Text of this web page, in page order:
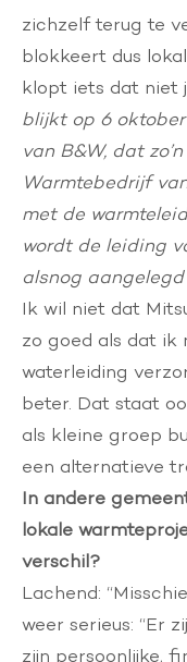
zichzelf terug te
blokkeert dus
klopt iets dat niet
blijkt op 6
van B&W, dat
Warmtebedrijf
met de
wordt de leiding
alsnog
Ik wil niet dat
zo goed als dat ik
waterleiding
beter. Dat staat
als kleine groep
een alternatieve
In andere
lokale
verschil?
Lachend:
weer serieus: “Er
zijn persoonlijke,